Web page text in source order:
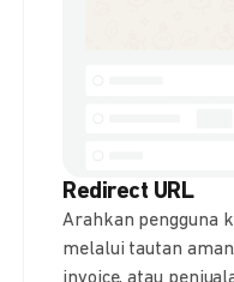
Redirect URL
Arahkan pengguna
melalui tautan